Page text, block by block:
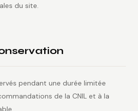
du site.
pendant une durée limitée
de la CNIL et à la